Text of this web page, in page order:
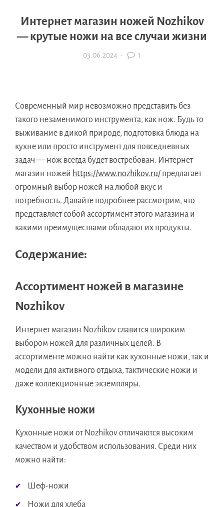
Интернет магазин ножей Nozhikov
— крутые ножи на все случаи жизни
03.06.2024 · 1
Современный мир невозможно представить без
такого незаменимого инструмента, как нож. Будь то
выживание в дикой природе, подготовка блюда на
кухне или просто инструмент для повседневных
задач — нож всегда будет востребован. Интернет
магазин ножей https://www.nozhikov.ru/ предлагает
огромный выбор ножей на любой вкус и
потребность. Давайте подробнее рассмотрим, что
представляет собой ассортимент этого магазина и
какими преимуществами обладают их продукты.
Содержание:
Ассортимент ножей в магазине
Nozhikov
Интернет магазин Nozhikov славится широким
выбором ножей для различных целей. В
ассортименте можно найти как кухонные ножи, так и
модели для активного отдыха, тактические ножи и
даже коллекционные экземпляры.
Кухонные ножи
Кухонные ножи от Nozhikov отличаются высоким
качеством и удобством использования. Среди них
можно найти:
Шеф-ножи
Ножи для хлеба